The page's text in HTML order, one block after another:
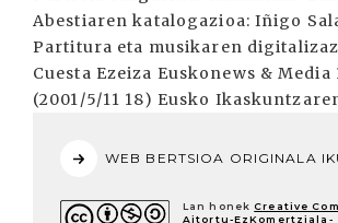
Abestiaren katalogazioa: Iñigo
Partitura eta musikaren
Cuesta Ezeiza Euskonews & Media
(2001/5/11 18) Eusko
WEB BERTSIOA ORIGINALA
Lan honek Creative
Aitortu-EzKomertziala-